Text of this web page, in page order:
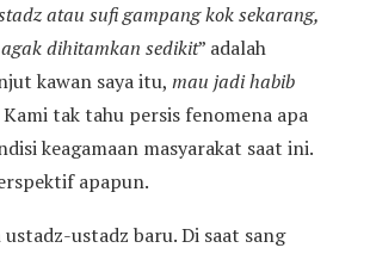
atau sufi gampang kok sekarang,
dihitamkan sedikit” adalah
kawan saya itu, mau jadi habib
Kami tak tahu persis fenomena apa
keagamaan masyarakat saat ini.
apapun.
ustadz baru. Di saat sang